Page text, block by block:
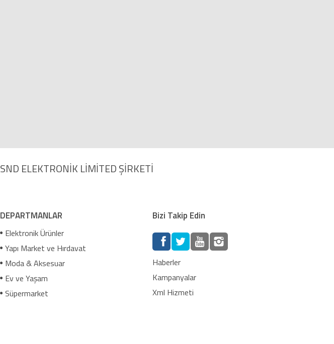
SND ELEKTRONİK LİMİTED ŞİRKETİ
DEPARTMANLAR
Elektronik Ürünler
Yapı Market ve Hırdavat
Moda & Aksesuar
Ev ve Yaşam
Süpermarket
Bizi Takip Edin
Haberler
Kampanyalar
Xml Hizmeti